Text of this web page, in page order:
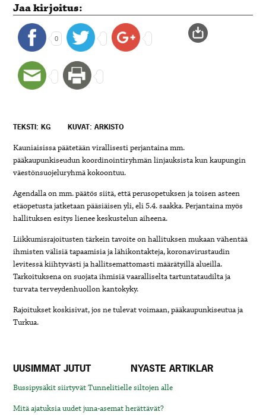
Jaa kirjoitus:
0
TEKSTI: KG KUVAT: ARKISTO
Kauniaisissa päätetään virallisesti perjantaina mm.
pääkaupunkiseudun koordinointiryhmän linjauksista kun kaupungin
väestönsuojeluryhmä kokoontuu.
Agendalla on mm. päätös siitä, että perusopetuksen ja toisen asteen
etäopetusta jatketaan pääsiäisen yli, eli 5.4. saakka. Perjantaina myös
hallituksen esitys lienee keskustelun aiheena.
Liikkumisrajoitusten tärkein tavoite on hallituksen mukaan vähentää
ihmisten välisiä tapaamisia ja lähikontakteja, koronavirustaudin
levitessä kiihtyvästi ja hallitsemattomasti määrätyillä alueilla.
Tarkoituksena on suojata ihmisiä vaaralliselta tartuntataudilta ja
turvata terveydenhuollon kantokyky.
Rajoitukset koskisivat, jos ne tulevat voimaan, pääkaupunkiseutua ja
Turkua.
UUSIMMAT JUTUT NYASTE ARTIKLAR
Bussipysäkit siirtyvät Tunnelitielle siltojen alle
Mitä ajatuksia uudet juna-asemat herättävät?